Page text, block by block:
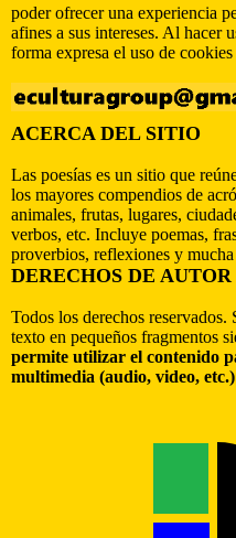
poder ofrecer una experiencia
afines a sus intereses. Al hacer
forma expresa el uso de
ACERCA DEL SITIO
Las poesías es un sitio que
los mayores compendios de
animales, frutas, lugares,
verbos, etc. Incluye poemas,
proverbios, reflexiones y mucha
DERECHOS DE AUTOR
Todos los derechos
texto en pequeños fragmentos
permite utilizar el contenido
multimedia (audio, video, etc.)